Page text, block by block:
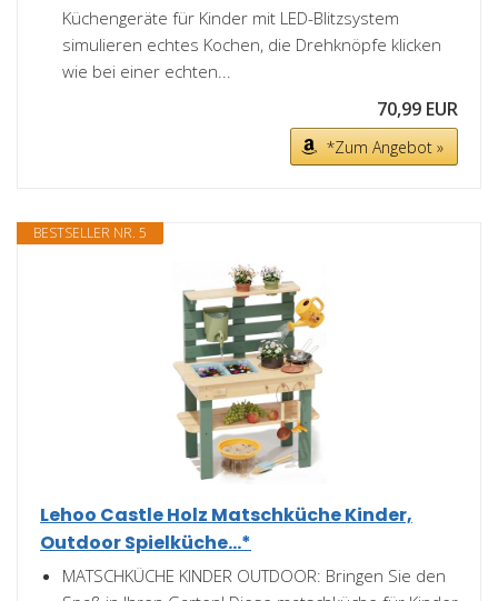
Küchengeräte für Kinder mit LED-Blitzsystem
simulieren echtes Kochen, die Drehknöpfe klicken
wie bei einer echten...
70,99 EUR
*Zum Angebot »
BESTSELLER NR. 5
Lehoo Castle Holz Matschküche Kinder,
Outdoor Spielküche...*
MATSCHKÜCHE KINDER OUTDOOR: Bringen Sie den